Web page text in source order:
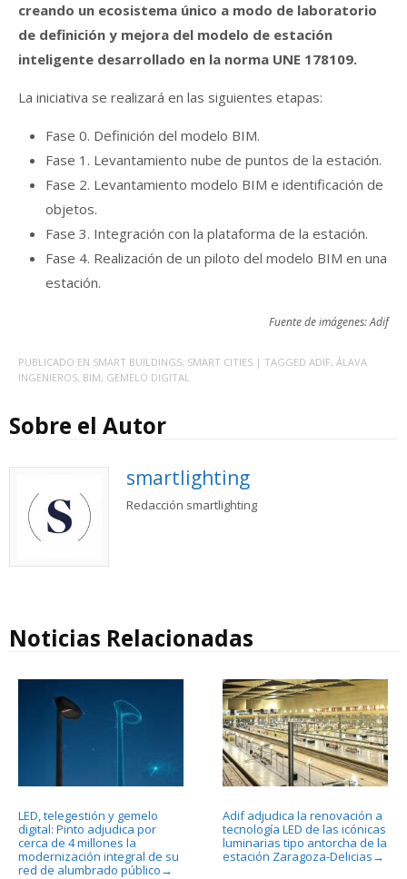
creando un ecosistema único a modo de laboratorio
de definición y mejora del modelo de estación
inteligente desarrollado en la norma UNE 178109.
La iniciativa se realizará en las siguientes etapas:
Fase 0. Definición del modelo BIM.
Fase 1. Levantamiento nube de puntos de la estación.
Fase 2. Levantamiento modelo BIM e identificación de
objetos.
Fase 3. Integración con la plataforma de la estación.
Fase 4. Realización de un piloto del modelo BIM en una
estación.
Fuente de imágenes: Adif
PUBLICADO EN SMART BUILDINGS, SMART CITIES | TAGGED ADIF, ÁLAVA
INGENIEROS, BIM, GEMELO DIGITAL
Sobre el Autor
smartlighting
Redacción smartlighting
Noticias Relacionadas
LED, telegestión y gemelo
digital: Pinto adjudica por
cerca de 4 millones la
modernización integral de su
red de alumbrado público →
Adif adjudica la renovación a
tecnología LED de las icónicas
luminarias tipo antorcha de la
estación Zaragoza-Delicias →